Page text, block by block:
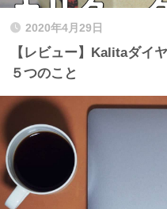
2020年4月29日
【レビュー】Kalitaダイ
５つのこと